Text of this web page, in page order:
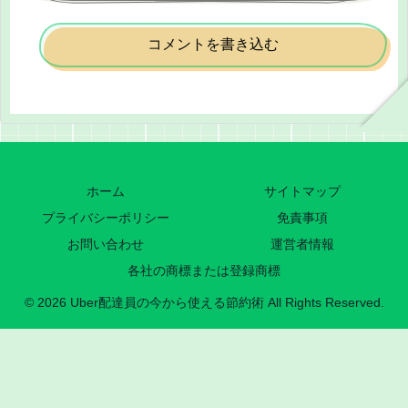
コメントを書き込む
ホーム
サイトマップ
プライバシーポリシー
免責事項
お問い合わせ
運営者情報
各社の商標または登録商標
© 2026 Uber配達員の今から使える節約術 All Rights Reserved.